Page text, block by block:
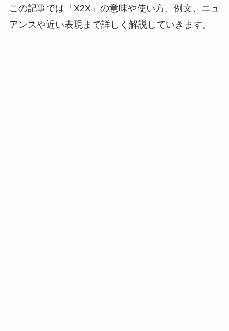
この記事では「X2X」の意味や使い方、例文、ニュ
アンスや近い表現まで詳しく解説していきます。